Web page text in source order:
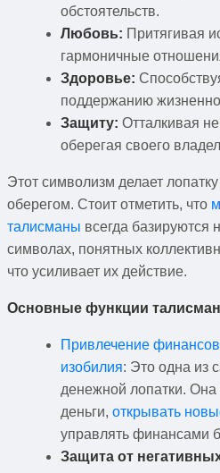
обстоятельств.
Любовь: Притягивая
гармоничные
Здоровье:
поддержанию
Защиту: Отталкивая
оберегая своего
Этот символизм делает
оберегом. Стоит отметить, что
талисманы всегда базируются
символах, понятных
что усиливает их действие.
Основные функции
Привлечение
изобилия: Это одна из
денежной лопатки. Она
деньги, открывать
управлять финансами
Защита от